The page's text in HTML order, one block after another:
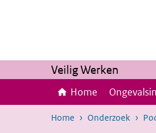
Veilig Werken
Home
Home Onderzoek